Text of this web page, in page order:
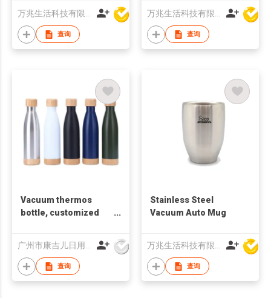
查询 查询
Vacuum thermos
bottle, customized
souvenir, LOGO can
be printed
广州市康吉儿日用品有限公司
查询
Stainless Steel
Vacuum Auto Mug
万兆生活科技有限公司
查询